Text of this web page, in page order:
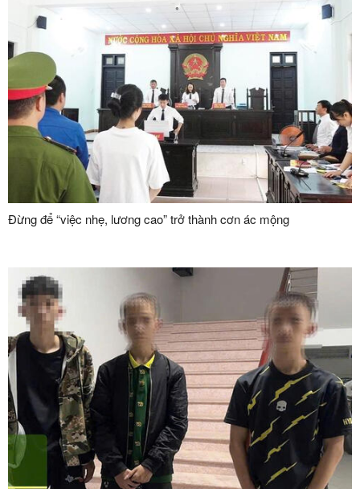
Đừng để “việc nhẹ, lương cao” trở thành cơn ác mộng